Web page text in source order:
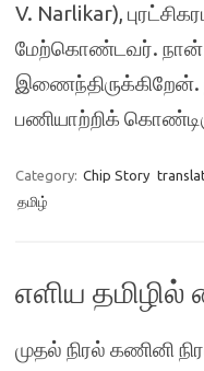
V. Narlikar),
மேற்கொண்டவர். நான்
இணைந்திருக்கிறேன்.
பணியாற்றிக்
Category: Chip Story
தமிழ்
எளிய
முதல் நிரல் கணினி